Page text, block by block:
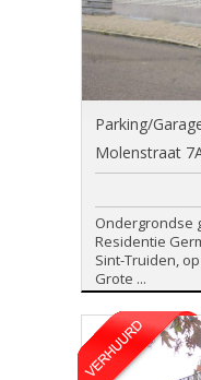
Parking/
Molenstraat
Ondergrondse
Residentie
Sint-Truiden,
Grote ...